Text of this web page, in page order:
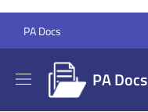
PA Docs
PA Docs